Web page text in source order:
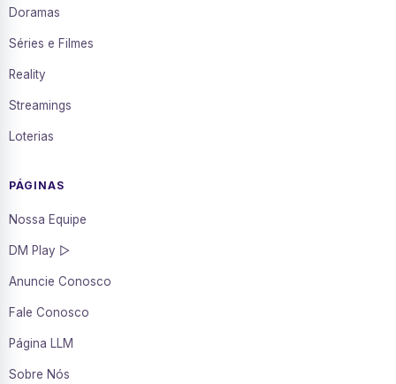
Doramas
Séries e Filmes
Reality
Streamings
Loterias
PÁGINAS
Nossa Equipe
DM Play ▷
Anuncie Conosco
Fale Conosco
Página LLM
Sobre Nós